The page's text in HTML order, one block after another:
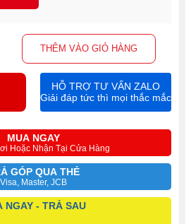
THÊM VÀO GIỎ HÀNG
MUA NGAY
Hoặc Nhận Tại Cửa Hàng
GÓP QUA THẺ
Visa, Master, JCB
NGAY - TRẢ SAU
HỖ TRỢ TƯ VẤN ZALO
Giải đáp tức thì mọi thắc mắc